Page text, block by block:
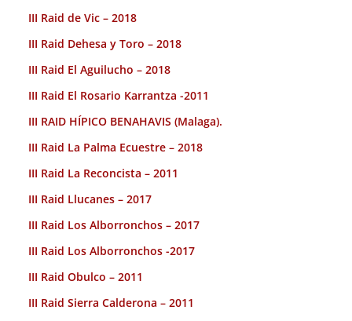
III Raid de Vic – 2018
III Raid Dehesa y Toro – 2018
III Raid El Aguilucho – 2018
III Raid El Rosario Karrantza -2011
III RAID HÍPICO BENAHAVIS (Malaga).
III Raid La Palma Ecuestre – 2018
III Raid La Reconcista – 2011
III Raid Llucanes – 2017
III Raid Los Alborronchos – 2017
III Raid Los Alborronchos -2017
III Raid Obulco – 2011
III Raid Sierra Calderona – 2011